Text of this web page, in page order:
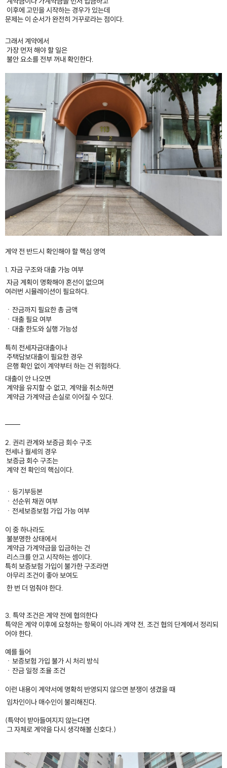
이후에 고민을 시작하는 경우가 있는데
문제는 이 순서가 완전히 거꾸로라는 점이다.
그래서 계약에서
가장 먼저 해야 할 일은
불안 요소를 전부 꺼내 확인한다.
계약 전 반드시 확인해야 할 핵심 영역
1. 자금 구조와 대출 가능 여부​
자금 계획이 명확해야 혼선이 없으며
여러번 시뮬레이션이 필요하다.
ㆍ잔금까지 필요한 총 금액
ㆍ대출 필요 여부
ㆍ대출 한도와 실행 가능성
특히 전세자금대출이나
주택담보대출이 필요한 경우
은행 확인 없이 계약부터 하는 건 위험하다.
대출이 안 나오면
계약을 유지할 수 없고, 계약을 취소하면
계약금 가계약금 손실로 이어질 수 있다.
───
2. 권리 관계와 보증금 회수 구조​
전세나 월세의 경우
보증금 회수 구조는
계약 전 확인의 핵심이다.
ㆍ등기부등본
ㆍ선순위 채권 여부
ㆍ전세보증보험 가입 가능 여부
이 중 하나라도
불분명한 상태에서
계약금 가계약금을 입금하는 건
리스크를 안고 시작하는 셈이다.
특히 보증보험 가입이 불가한 구조라면
아무리 조건이 좋아 보여도
한 번 더 멈춰야 한다.
3. 특약 조건은 계약 전에 협의한다​
특약은 계약 이후에 요청하는 항목이 아니라 계약 전, 조건 협의 단계에서 정리되
어야 한다.
예를 들어
ㆍ보증보험 가입 불가 시 처리 방식
ㆍ잔금 일정 조율 조건
이런 내용이 계약서에 명확히 반영되지 않으면 분쟁이 생겼을 때
임차인이나 매수인이 불리해진다.
(특약이 받아들여지지 않는다면
그 자체로 계약을 다시 생각해볼 신호다.)